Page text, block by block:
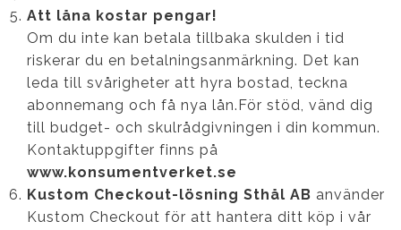
Att låna kostar pengar!
Om du inte kan betala tillbaka skulden i tid
riskerar du en betalningsanmärkning. Det kan
leda till svårigheter att hyra bostad, teckna
abonnemang och få nya lån.För stöd, vänd dig
till budget- och skulrådgivningen i din kommun.
Kontaktuppgifter finns på
www.konsumentverket.se
Kustom Checkout-lösning Sthål AB använder
Kustom Checkout för att hantera ditt köp i vår